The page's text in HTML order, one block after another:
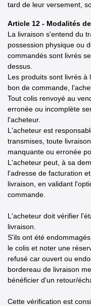
tard de leur versement,
Article 12 - Modalités
La livraison s'entend du
possession physique ou
commandés sont livrés
dessus.
Les produits sont livrés
bon de commande,
Tout colis renvoyé au
erronée ou incomplète
l'acheteur.
L'acheteur est
transmises, toute
manquante ou erronée
L'acheteur peut, à sa
l'adresse de facturation
livraison, en validant
commande.
L'acheteur doit vérifier
livraison.
S'ils ont été
le colis et noter une
refusé car ouvert ou
bordereau de livraison
bénéficier d'un retour/
Cette vérification est